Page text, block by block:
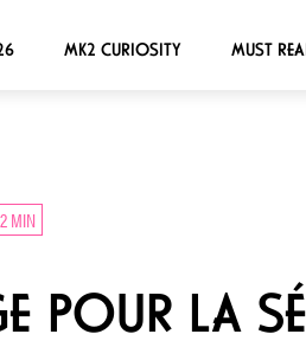
MK2 CURIOSITY MUST
2 MIN
POUR LA